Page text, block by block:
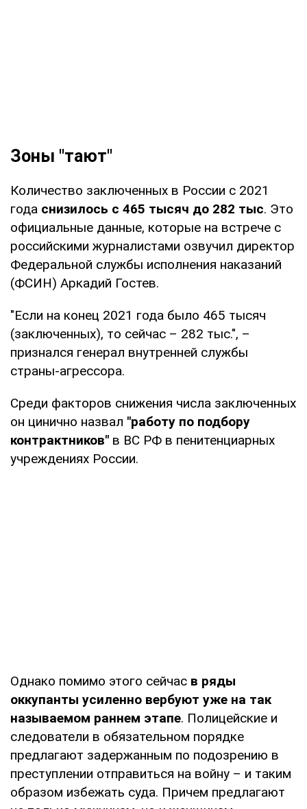
Зоны "тают"
Количество заключенных в России с 2021
года снизилось с 465 тысяч до 282 тыс. Это
официальные данные, которые на встрече с
российскими журналистами озвучил директор
Федеральной службы исполнения наказаний
(ФСИН) Аркадий Гостев.
"Если на конец 2021 года было 465 тысяч
(заключенных), то сейчас – 282 тыс.", –
признался генерал внутренней службы
страны-агрессора.
Среди факторов снижения числа заключенных
он цинично назвал "работу по подбору
контрактников" в ВС РФ в пенитенциарных
учреждениях России.
Однако помимо этого сейчас в ряды
оккупанты усиленно вербуют уже на так
называемом раннем этапе. Полицейские и
следователи в обязательном порядке
предлагают задержанным по подозрению в
преступлении отправиться на войну – и таким
образом избежать суда. Причем предлагают